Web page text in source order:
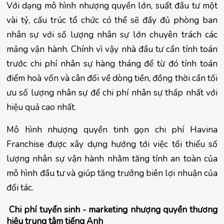
Với dạng mô hình nhượng quyền lớn, suất đầu tư một
vài tỷ, cấu trúc tổ chức có thể sẽ đầy đủ phòng ban
nhân sự với số lượng nhân sự lớn chuyên trách các
mảng vận hành. Chính vì vậy nhà đầu tư cần tính toán
trước chi phí nhân sự hàng tháng để từ đó tính toán
điểm hoà vốn và cân đối về dòng tiền, đồng thời cần tối
ưu số lượng nhân sự để chi phí nhân sự thấp nhất với
hiệu quả cao nhất.
Mô hình nhượng quyền tinh gọn chi phí Havina
Franchise được xây dựng hướng tới việc tối thiểu số
lượng nhân sự vận hành nhằm tăng tính an toàn của
mô hình đầu tư và giúp tăng trưởng biên lợi nhuận của
đối tác.
Chi phí tuyển sinh - marketing nhượng quyền thương
hiệu trung tâm tiếng Anh